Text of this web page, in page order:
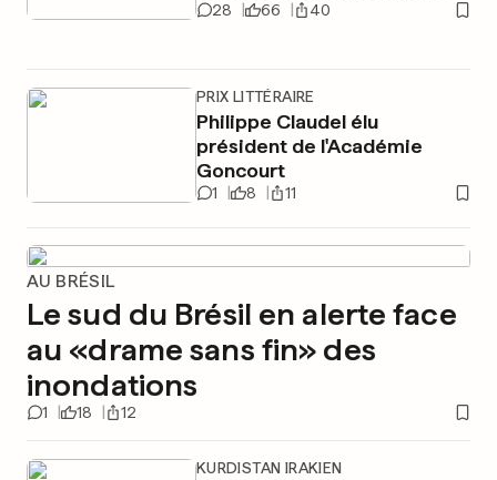
28 66 40
PRIX LITTÉRAIRE
Philippe Claudel élu
président de l'Académie
Goncourt
1 8 11
AU BRÉSIL
Le sud du Brésil en alerte face
au «drame sans fin» des
inondations
1 18 12
KURDISTAN IRAKIEN